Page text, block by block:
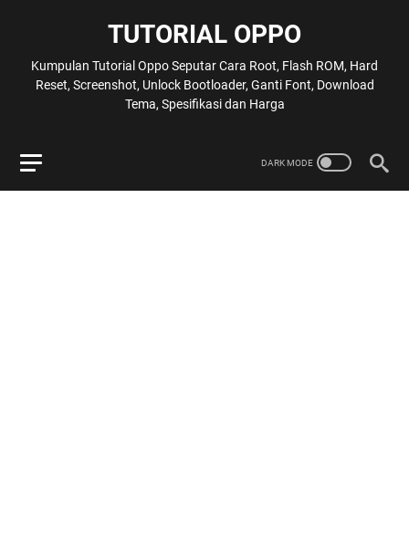
TUTORIAL OPPO
Kumpulan Tutorial Oppo Seputar Cara Root, Flash ROM, Hard
Reset, Screenshot, Unlock Bootloader, Ganti Font, Download
Tema, Spesifikasi dan Harga